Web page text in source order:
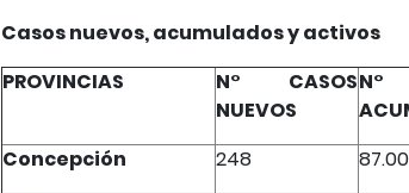
Casos nuevos, acumulados y activos
PROVINCIAS
N° CASOS
NUEVOS
Concepción
248